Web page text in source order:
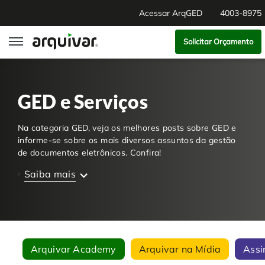
Acessar ArqGED 4003-8975
ArqSign
Soluções
Gestão de Documentos
Software para BPM
Segmentos
Agronegócio
Sobre Nós
Solicitar Orçamento
GED e Serviços
Na categoria GED, veja os melhores posts sobre GED e
informe-se sobre os mais diversos assuntos da gestão
de documentos eletrônicos. Confira!
Saiba mais
Arquivar Academy Arquivar na Mídia